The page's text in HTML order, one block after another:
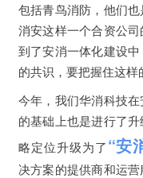
包括青鸟消防，他们
消安这样一个合资公
到了安消一体化建设
的共识，要把握住这样
今年，我们华消科技
的基础上也是进行了
略定位升级为了“安
决方案的提供商和运